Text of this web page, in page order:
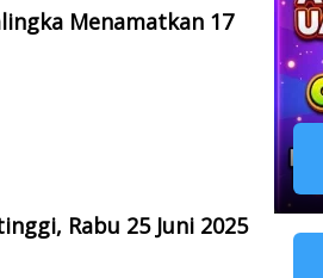
Menamatkan 17
Rabu 25 Juni 2025